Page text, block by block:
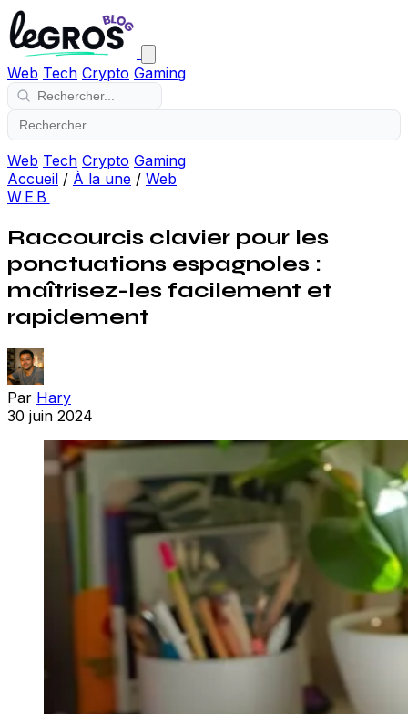
Web Tech Crypto Gaming
Web Tech Crypto Gaming
Accueil / À la une / Web
WEB
Raccourcis clavier pour les
ponctuations espagnoles :
maîtrisez-les facilement et
rapidement
Par Hary
30 juin 2024